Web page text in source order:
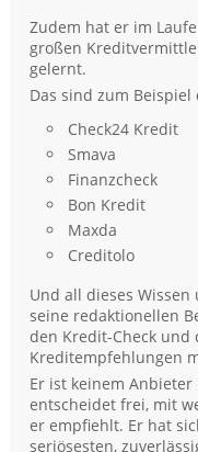
Zudem hat er im
großen
gelernt.
Das sind zum
Check24 Kredit
Smava
Finanzcheck
Bon Kredit
Maxda
Creditolo
Und all dieses
seine redaktionellen
den Kredit-Check
Kreditempfehlungen
Er ist keinem
entscheidet frei, mit
er empfiehlt. Er hat
seriösesten,